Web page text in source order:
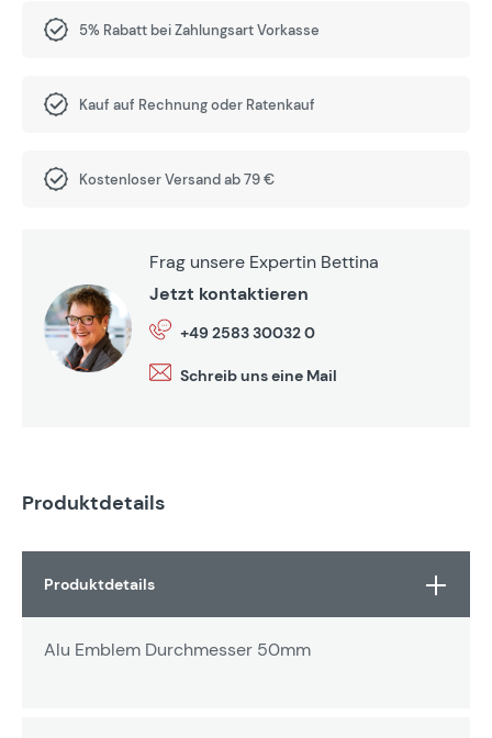
5% Rabatt bei Zahlungsart Vorkasse
Kauf auf Rechnung oder Ratenkauf
Kostenloser Versand ab 79 €
Frag unsere Expertin Bettina
Jetzt kontaktieren
+49 2583 30032 0
Schreib uns eine Mail
Produktdetails
Produktdetails
Alu Emblem Durchmesser 50mm